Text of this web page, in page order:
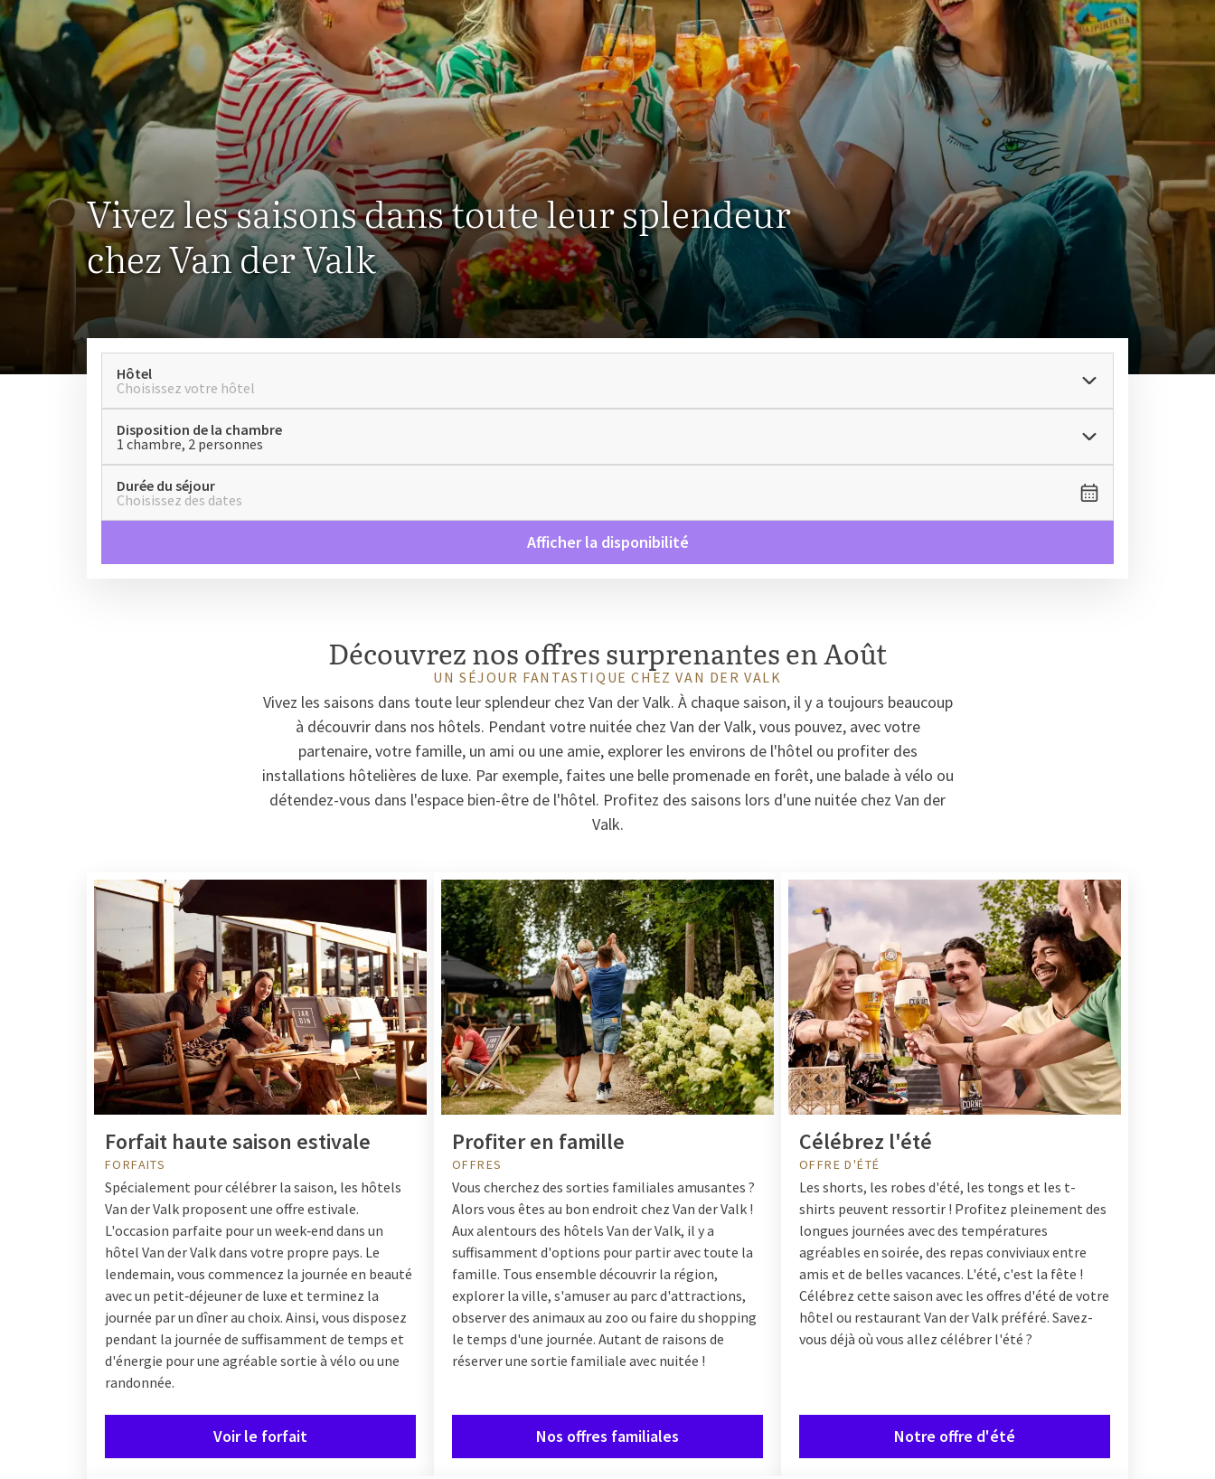
Vivez les saisons dans toute leur splendeur
chez Van der Valk
Hôtel
Choisissez votre hôtel
Disposition de la chambre
1 chambre, 2 personnes
Durée du séjour
Choisissez des dates
Afficher la disponibilité
Découvrez nos offres surprenantes en Août
UN SÉJOUR FANTASTIQUE CHEZ VAN DER VALK
Vivez les saisons dans toute leur splendeur chez Van der Valk. À chaque saison, il y a toujours beaucoup
à découvrir dans nos hôtels. Pendant votre nuitée chez Van der Valk, vous pouvez, avec votre
partenaire, votre famille, un ami ou une amie, explorer les environs de l'hôtel ou profiter des
installations hôtelières de luxe. Par exemple, faites une belle promenade en forêt, une balade à vélo ou
détendez-vous dans l'espace bien-être de l'hôtel. Profitez des saisons lors d'une nuitée chez Van der
Valk.
Forfait haute saison estivale
FORFAITS
Spécialement pour célébrer la saison, les hôtels
Van der Valk proposent une offre estivale.
L'occasion parfaite pour un week‑end dans un
hôtel Van der Valk dans votre propre pays. Le
lendemain, vous commencez la journée en beauté
avec un petit‑déjeuner de luxe et terminez la
journée par un dîner au choix. Ainsi, vous disposez
pendant la journée de suffisamment de temps et
d'énergie pour une agréable sortie à vélo ou une
randonnée.
Voir le forfait
Profiter en famille
OFFRES
Vous cherchez des sorties familiales amusantes ?
Alors vous êtes au bon endroit chez Van der Valk !
Aux alentours des hôtels Van der Valk, il y a
suffisamment d'options pour partir avec toute la
famille. Tous ensemble découvrir la région,
explorer la ville, s'amuser au parc d'attractions,
observer des animaux au zoo ou faire du shopping
le temps d'une journée. Autant de raisons de
réserver une sortie familiale avec nuitée !
Nos offres familiales
Célébrez l'été
OFFRE D'ÉTÉ
Les shorts, les robes d'été, les tongs et les t-
shirts peuvent ressortir ! Profitez pleinement des
longues journées avec des températures
agréables en soirée, des repas conviviaux entre
amis et de belles vacances. L'été, c'est la fête !
Célébrez cette saison avec les offres d'été de votre
hôtel ou restaurant Van der Valk préféré. Savez-
vous déjà où vous allez célébrer l'été ?
Notre offre d'été